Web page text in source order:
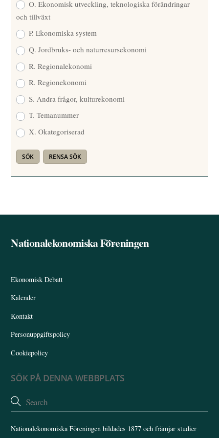
O. Ekonomisk utveckling, teknologiska förändringar
och tillväxt
P. Ekonomiska system
Q. Jordbruks- och naturresursekonomi
R. Regionalekonomi
R. Regionekonomi
S. Andra frågor, kulturekonomi
T. Temanummer
X. Okategoriserad
Back
Nationalekonomiska Föreningen
Ekonomisk Debatt
Kalender
Kontakt
Personuppgiftspolicy
Cookiepolicy
SÖK PÅ DENNA WEBBPLATS
Nationalekonomiska Föreningen bildades 1877 och främjar studier